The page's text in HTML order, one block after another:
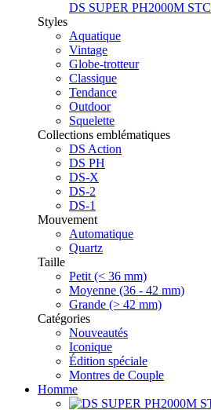
DS SUPER PH2000M STC
Styles
Aquatique
Vintage
Globe-trotteur
Classique
Tendance
Outdoor
Squelette
Collections emblématiques
DS Action
DS PH
DS-X
DS-2
DS-1
Mouvement
Automatique
Quartz
Taille
Petit (< 36 mm)
Moyenne (36 - 42 mm)
Grande (> 42 mm)
Catégories
Nouveautés
Iconique
Édition spéciale
Montres de Couple
Homme